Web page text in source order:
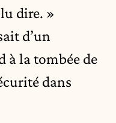
dire. »
d’un
à la tombée de
dans